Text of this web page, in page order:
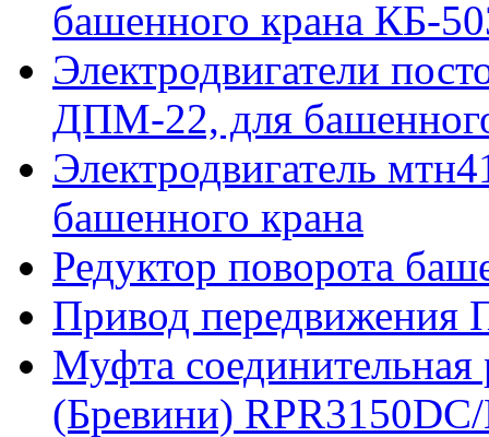
башенного крана КБ-
Электродвигатели
ДПМ-22, для
Электродвигатель
башенного крана
Редуктор поворота
Привод передвижения
Муфта
(Бревини)